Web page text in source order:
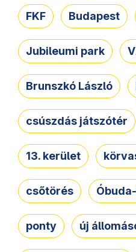
FKF Budapest
Jubileumi park
Brunszkó László
csúszdás játszótér
13. kerület
csőtörés
ponty új